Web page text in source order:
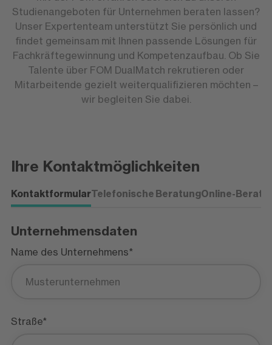
Studienangeboten für Unternehmen beraten lassen?
Unser Expertenteam unterstützt Sie persönlich und
findet gemeinsam mit Ihnen passende Lösungen für
Fachkräftegewinnung und Kompetenzaufbau. Ob Sie
Talente über FOM DualMatch rekrutieren oder
Mitarbeitende gezielt weiterqualifizieren möchten –
wir begleiten Sie dabei.
Ihre Kontaktmöglichkeiten
KontaktformularTelefonische BeratungOnline-
Unternehmensdaten
Name des Unternehmens*
Straße*